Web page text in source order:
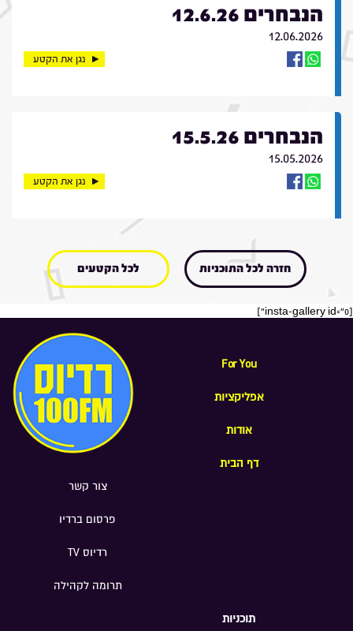
הנבחרים 12.6.26
12.06.2026
נגן את הקטע
הנבחרים 15.5.26
15.05.2026
נגן את הקטע
חזרה לכל התוכניות לכל הקטעים
[insta-gallery id="0"]
For You
אפליקציות
אודות
דף הבית
צור קשר
פרסום ברדיו
רדיוס TV
תרומה לקהילה
תוכניות